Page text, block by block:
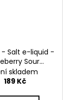
- Salt e-liquid -
Sour
- 10ml -
Borůvka, Malina
skladem
189 Kč